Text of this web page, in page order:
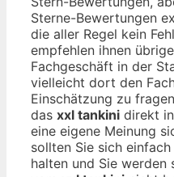
Sterne-Bewertungen
die aller Regel kein
empfehlen ihnen
Fachgeschäft in der
vielleicht dort den
Einschätzung zu
das xxl tankini direkt
eine eigene Meinung
sollten Sie sich
halten und Sie werden